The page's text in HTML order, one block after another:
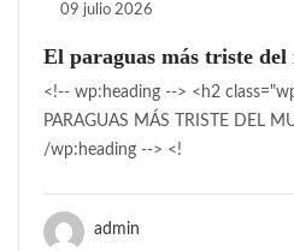
09 julio 2026
El paraguas más triste del
<!-- wp:heading --> <h2
PARAGUAS MÁS TRISTE DEL
/wp:heading --> <!
admin